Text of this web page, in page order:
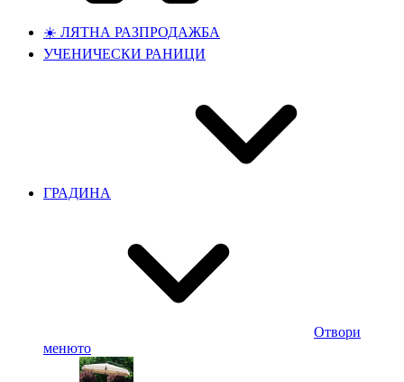
☀️ ЛЯТНА РАЗПРОДАЖБА
УЧЕНИЧЕСКИ РАНИЦИ
ГРАДИНА
Отвори
менюто